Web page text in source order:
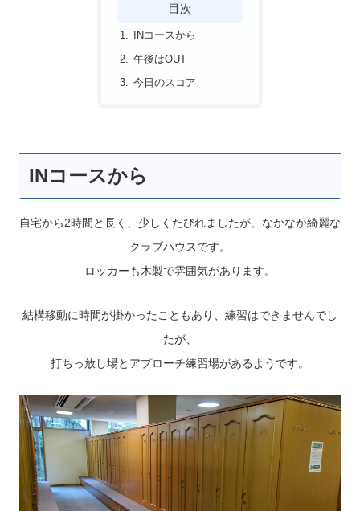
目次
INコースから
午後はOUT
今日のスコア
INコースから
自宅から2時間と長く、少しくたびれましたが、なかなか綺麗な
クラブハウスです。
ロッカーも木製で雰囲気があります。
結構移動に時間が掛かったこともあり、練習はできませんでし
たが、
打ちっ放し場とアプローチ練習場があるようです。